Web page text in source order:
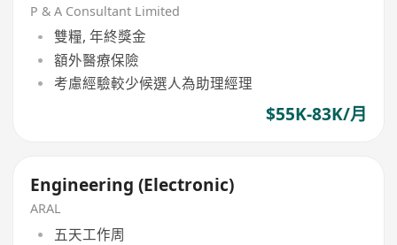
P & A Consultant Limited
雙糧, 年終獎金
額外醫療保險
考慮經驗較少候選人為助理經理
$55K-83K/月
Engineering (Electronic)
ARAL
五天工作周